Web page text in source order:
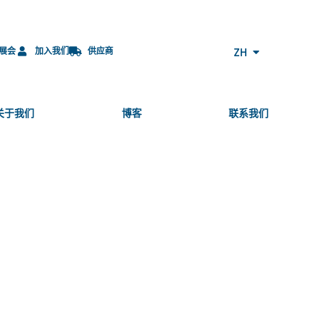
会 加入我们 供应商 ZH
ES-MX
于我们 博客 联系我们